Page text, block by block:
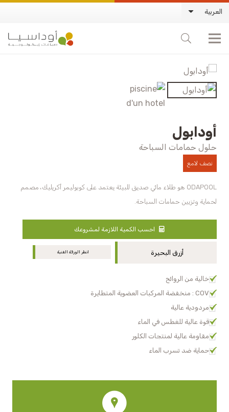
العربية
أودابول
حلول حمامات السباحة
نصف لامع
ODAPOOL هو طلاء مائي صديق للبيئة يعتمد على كوبوليمر أكريليك، مصمم
لحماية وتزيين حمامات السباحة.
احسب الكمية اللازمة لمشروعك
أزرق البحيرة انظر الورقة الفنية
خالية من الروائح
COV : منخفضة المركبات العضوية المتطايرة
مردودية عالية
قوة عالية للغطس في الماء
مقاومة عالية لمنتجات الكلور
حماية ضد تسرب الماء